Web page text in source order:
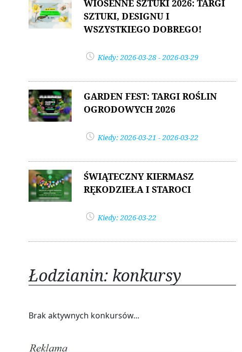
WIOSENNE SZTUKI 2026: TARGI
SZTUKI, DESIGNU I
WSZYSTKIEGO DOBREGO!
Kiedy: 2026-03-28 - 2026-03-29
GARDEN FEST: TARGI ROŚLIN
OGRODOWYCH 2026
Kiedy: 2026-03-21 - 2026-03-22
ŚWIĄTECZNY KIERMASZ
RĘKODZIEŁA I STAROCI
Kiedy: 2026-03-22
Łodzianin: konkursy
Brak aktywnych konkursów...